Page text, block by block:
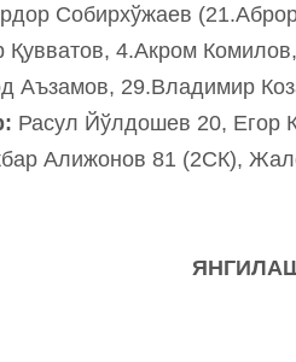
Собирхўжаев
Қувватов, 4.Акром
Аъзамов, 29.Владимир
Расул Йўлдошев 20, Егор
Алижонов 81 (2СК),